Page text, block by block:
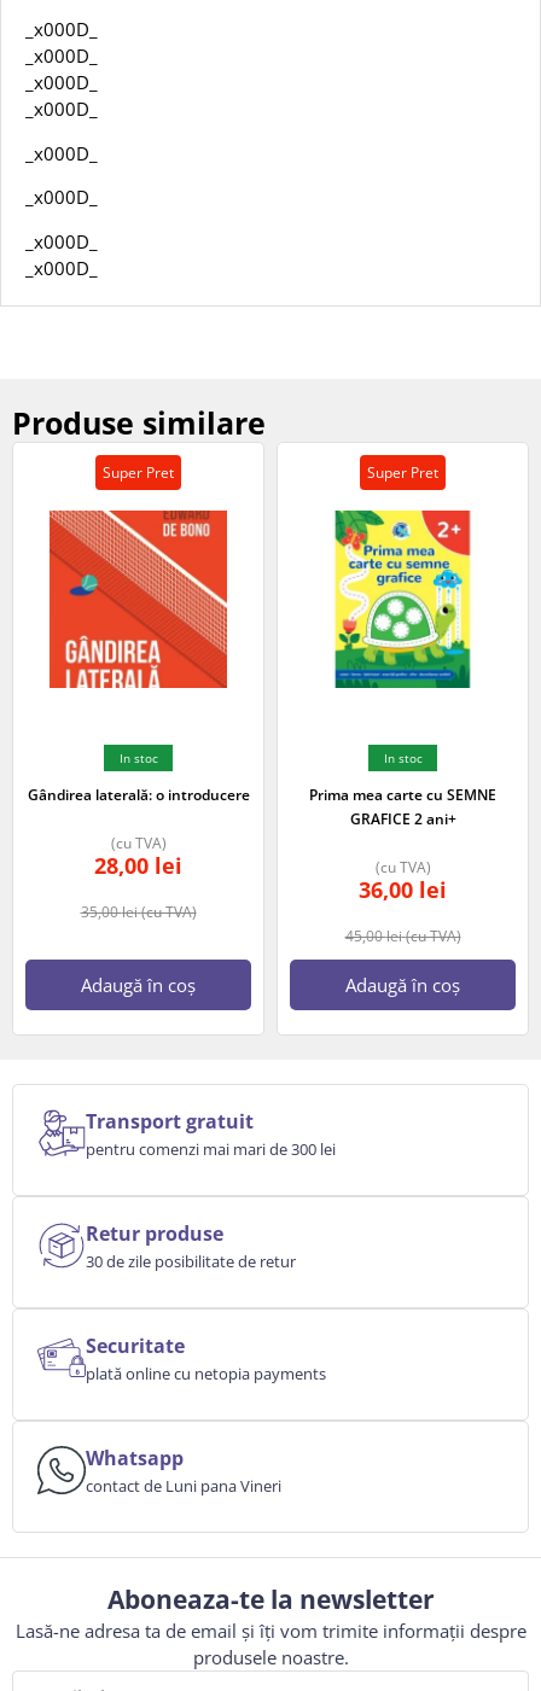
_x000D_
_x000D_
_x000D_
_x000D_
_x000D_
_x000D_
_x000D_
_x000D_
Produse similare
Super Pret
In stoc
Gândirea laterală: o introducere
35,00lei(cu TVA)
28,00 lei
(cu TVA)
Adaugă în coș
Super Pret
In stoc
Prima mea carte cu SEMNE
GRAFICE 2 ani+
45,00lei(cu TVA)
36,00 lei
(cu TVA)
Adaugă în coș
Transport gratuit
pentru comenzi mai mari de 300 lei
Retur produse
30 de zile posibilitate de retur
Securitate
plată online cu netopia payments
Whatsapp
contact de Luni pana Vineri
Aboneaza-te la newsletter
Lasă-ne adresa ta de email și îți vom trimite informații despre
produsele noastre.